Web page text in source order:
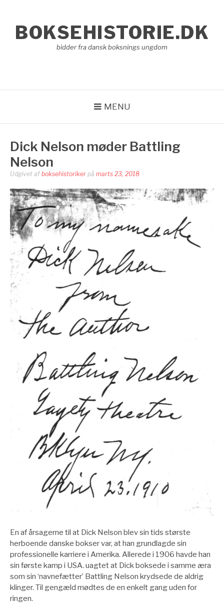
indholdBOKSEHISTORIE.DK
bidder fra dansk boksnings ungdom
MENU
Dick Nelson møder Battling
Nelson
Udgivet af boksehistoriker på marts 23, 2018
En af årsagerne til at Dick Nelson blev sin tids største
herboende danske bokser var, at han grundlagde sin
professionelle karriere i Amerika. Allerede i 1906 havde han
sin første kamp i USA. uagtet at Dick boksede i samme æra
som sin ‘navnefætter’ Battling Nelson krydsede de aldrig
klinger. Til gengæld mødtes de en enkelt gang uden for
ringen.